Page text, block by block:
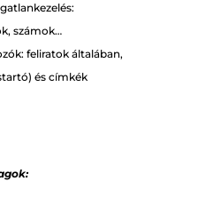
számok…
feliratok általában,
és címkék